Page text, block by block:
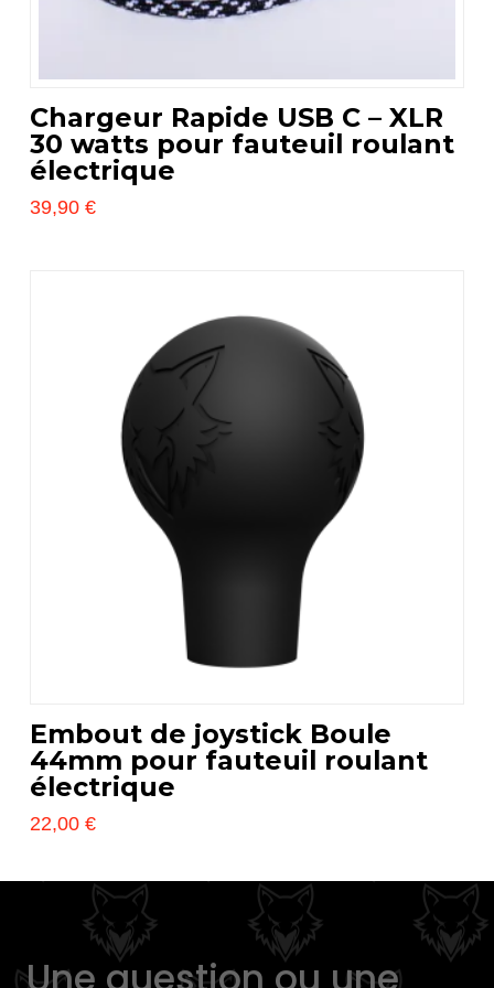
Chargeur Rapide USB C – XLR
30 watts pour fauteuil roulant
électrique
39,90 €
Embout de joystick Boule
44mm pour fauteuil roulant
électrique
22,00 €
prodotto
varianti.